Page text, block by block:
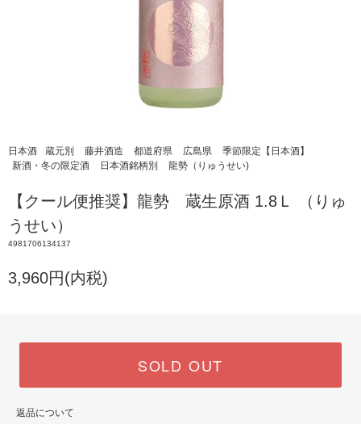
日本酒 蔵元別 藤井酒造 都道府県 広島県
季節限定【日本酒】
新酒・冬の限定酒
日本酒銘柄別 龍勢（りゅうせい)
【クール便推奨】龍勢 蔵生原酒 1.8Ｌ （りゅ
うせい）
4981706134137
3,960円(内税)
SOLD OUT
返品について